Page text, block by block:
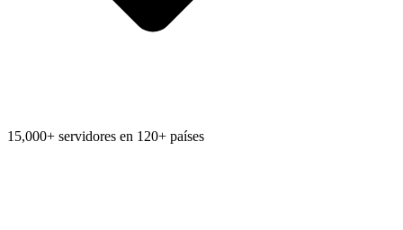
15,000+ servidores en 120+ países